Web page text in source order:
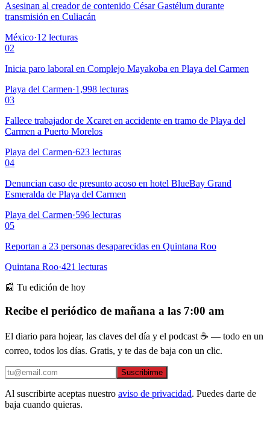
Asesinan al creador de contenido César Gastélum durante
transmisión en Culiacán
México·12 lecturas
02
Inicia paro laboral en Complejo Mayakoba en Playa del Carmen
Playa del Carmen·1,998 lecturas
03
Fallece trabajador de Xcaret en accidente en tramo de Playa del
Carmen a Puerto Morelos
Playa del Carmen·623 lecturas
04
Denuncian caso de presunto acoso en hotel BlueBay Grand
Esmeralda de Playa del Carmen
Playa del Carmen·596 lecturas
05
Reportan a 23 personas desaparecidas en Quintana Roo
Quintana Roo·421 lecturas
📰 Tu edición de hoy
Recibe el periódico de mañana a las 7:00 am
El diario para hojear, las claves del día y el podcast ☕ — todo en un
correo, todos los días. Gratis, y te das de baja con un clic.
Suscribirme
Al suscribirte aceptas nuestro aviso de privacidad. Puedes darte de
baja cuando quieras.